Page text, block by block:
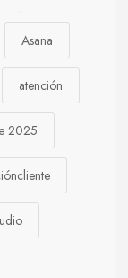
Asana
atención
2025